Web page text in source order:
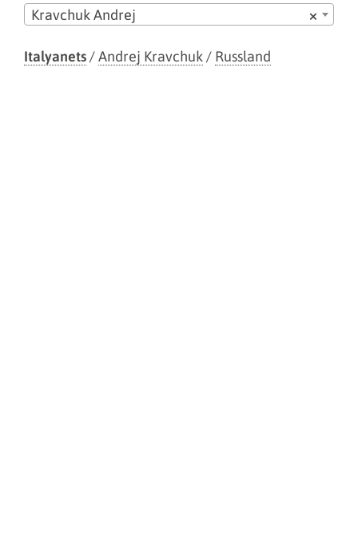
×
Kravchuk Andrej
Italyanets/Andrej Kravchuk / Russland